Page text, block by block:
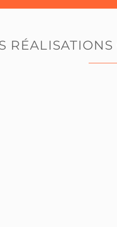
RÉALISATIONS